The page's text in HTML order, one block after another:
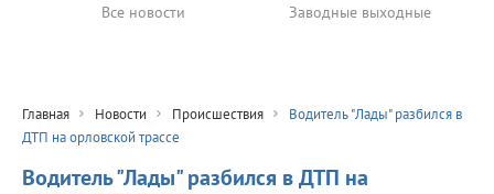
Все новости Заводные выходные
Главная Новости Происшествия
Водитель "Лады" разбился в
ДТП на орловской трассе
Водитель "Лады" разбился в ДТП на